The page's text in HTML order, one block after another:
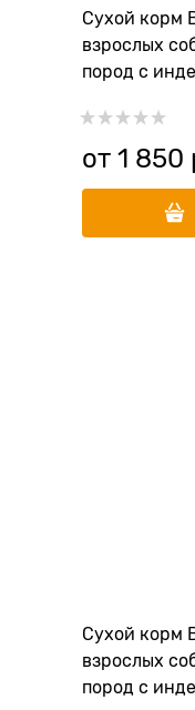
Сухой корм
взрослых
пород с
от 1 850
Сухой корм
взрослых
пород с